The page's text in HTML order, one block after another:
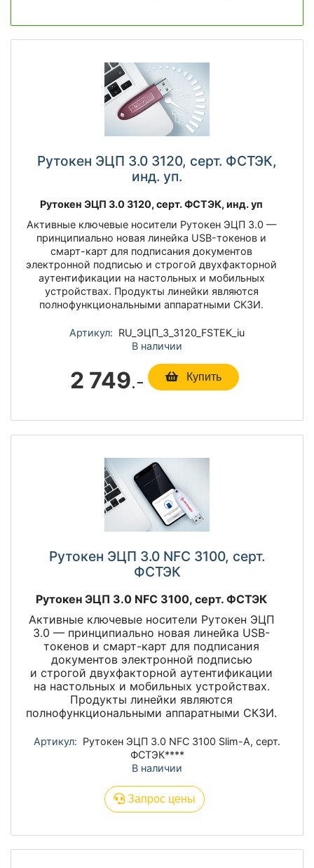
Рутокен ЭЦП 3.0 3120, серт. ФСТЭК,
инд. уп.
Рутокен ЭЦП 3.0 3120, серт. ФСТЭК, инд. уп
Активные ключевые носители Рутокен ЭЦП 3.0 —
принципиально новая линейка USB-токенов и
смарт-карт для подписания документов
электронной подписью и строгой двухфакторной
аутентификации на настольных и мобильных
устройствах. Продукты линейки являются
полнофункциональными аппаратными СКЗИ.
Артикул: RU_ЭЦП_3_3120_FSTEK_iu
В наличии
2 749.- Купить
Рутокен ЭЦП 3.0 NFC 3100, серт.
ФСТЭК
Рутокен ЭЦП 3.0 NFC 3100, серт. ФСТЭК
Активные ключевые носители Рутокен ЭЦП
3.0 — принципиально новая линейка USB-
токенов и смарт-карт для подписания
документов электронной подписью
и строгой двухфакторной аутентификации
на настольных и мобильных устройствах.
Продукты линейки являются
полнофункциональными аппаратными СКЗИ.
Артикул: Рутокен ЭЦП 3.0 NFC 3100 Slim-A, серт.
ФСТЭК****
В наличии
Запрос цены